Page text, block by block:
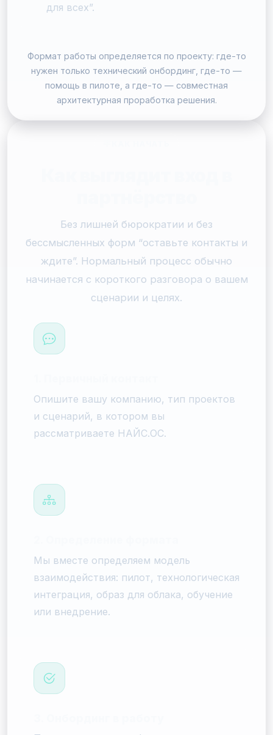
для всех”.
Формат работы определяется по проекту: где-то
нужен только технический онбординг, где-то —
помощь в пилоте, а где-то — совместная
архитектурная проработка решения.
Без лишней бюрократии и без
бессмысленных форм “оставьте контакты и
ждите”. Нормальный процесс обычно
начинается с короткого разговора о вашем
сценарии и целях.
Опишите вашу компанию, тип проектов
и сценарий, в котором вы
рассматриваете НАЙС.ОС.
Мы вместе определяем модель
взаимодействия: пилот, технологическая
интеграция, образ для облака, обучение
или внедрение.